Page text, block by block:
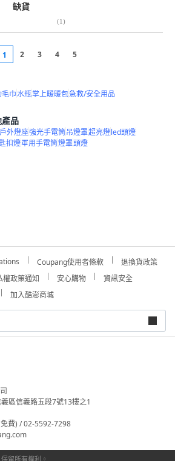
缺貨
(1)
1 2 3 4 5
巾水瓶掌上暖暖包急救/安全用品
品
戶外燈座強光手電筒吊燈罩超亮燈led頭燈
扣燈軍用手電筒燈罩頭燈
Coupang使用者條款
退換貨政策
權政策通知 安心購物
資訊安全
加入酷澎商城
區信義路五段7號13樓之1
費) / 02-5592-7298
留所有權利。